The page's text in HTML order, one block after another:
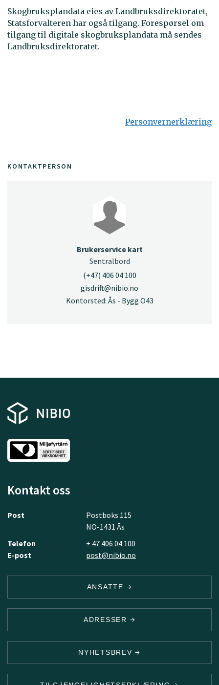
Skogbruksplandata eies av Landbruksdirektoratet,
Statsforvalteren har også tilgang. Forespørsel om
tilgang til digitale skogbruksplandata må sendes
Landbruksdirektoratet.
Personvernerklæring
KONTAKTPERSON
Brukerservice kart
Sentralbord
(+47) 406 04 100
gisdrift@nibio.no
Kontorsted: Ås - Bygg O43
Kontakt oss
Post
Postboks 115
NO-1431 Ås
Telefon
+ 47 406 04 100
E-post
post@nibio.no
ANSATTE
ADRESSER
NYHETSBREV